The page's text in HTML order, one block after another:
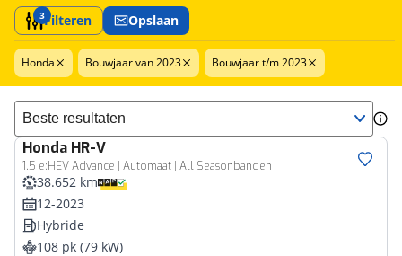
3Filteren Opslaan
Honda Bouwjaar van 2023 Bouwjaar t/m 2023
Sorteer resultaten
Honda HR-V
1.5 e:HEV Advance | Automaat | All Seasonbanden
38.652 km
12-2023
Hybride
108 pk (79 kW)